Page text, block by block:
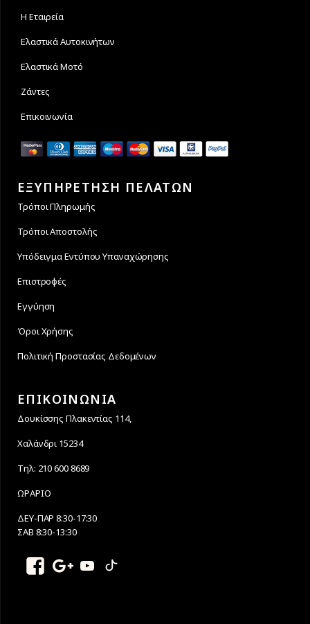
Η Εταιρεία
Ελαστικά Αυτοκινήτων
Ελαστικά Μοτό
Ζάντες
Επικοινωνία
ΕΞΥΠΗΡΕΤΗΣΗ ΠΕΛΑΤΩΝ
Τρόποι Πληρωμής
Τρόποι Αποστολής
Υπόδειγμα Εντύπου Υπαναχώρησης
Επιστροφές
Εγγύηση
Όροι Χρήσης
Πολιτική Προστασίας Δεδομένων
ΕΠΙΚΟΙΝΩΝΙΑ
Δουκίσσης Πλακεντίας 114,
Χαλάνδρι 15234
Τηλ: 210 600 8689
ΩΡΑΡΙΟ
ΔΕΥ-ΠΑΡ 8:30-17:30
ΣΑΒ 8:30-13:30